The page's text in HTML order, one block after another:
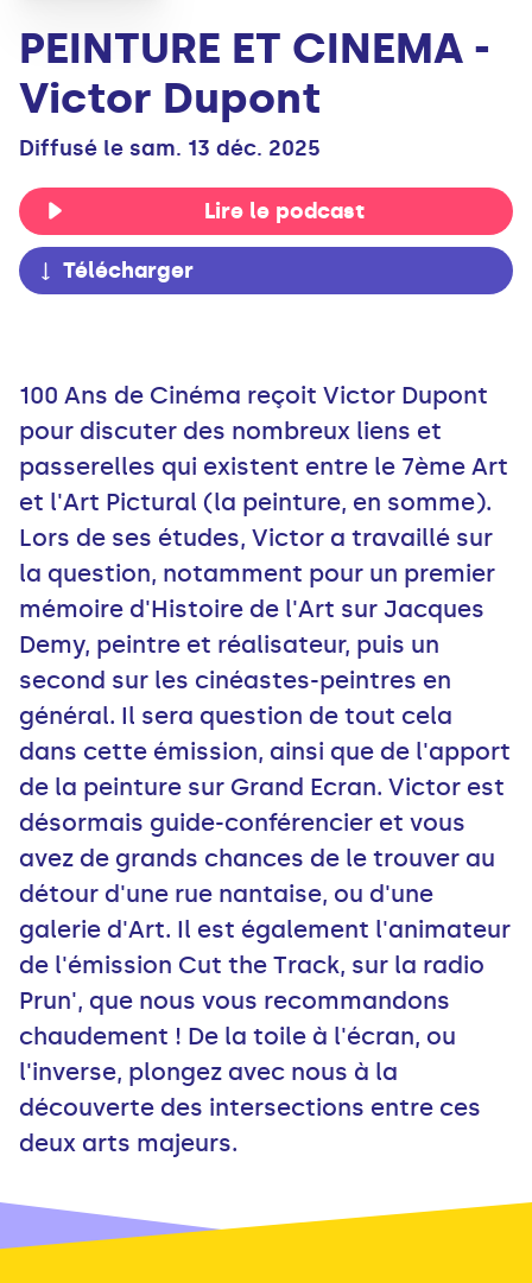
PEINTURE ET CINEMA -
Victor Dupont
Diffusé le sam. 13 déc. 2025
Lire le podcast
Télécharger
100 Ans de Cinéma reçoit Victor Dupont
pour discuter des nombreux liens et
passerelles qui existent entre le 7ème Art
et l'Art Pictural (la peinture, en somme).
Lors de ses études, Victor a travaillé sur
la question, notamment pour un premier
mémoire d'Histoire de l'Art sur Jacques
Demy, peintre et réalisateur, puis un
second sur les cinéastes-peintres en
général. Il sera question de tout cela
dans cette émission, ainsi que de l'apport
de la peinture sur Grand Ecran. Victor est
désormais guide-conférencier et vous
avez de grands chances de le trouver au
détour d'une rue nantaise, ou d'une
galerie d'Art. Il est également l'animateur
de l'émission Cut the Track, sur la radio
Prun', que nous vous recommandons
chaudement ! De la toile à l'écran, ou
l'inverse, plongez avec nous à la
découverte des intersections entre ces
deux arts majeurs.